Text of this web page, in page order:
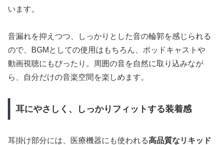
います。
音漏れを抑えつつ、しっかりとした音の輪郭を感じられる
ので、BGMとしての使用はもちろん、ポッドキャストや
動画視聴にもぴったり。周囲の音を自然に取り込みなが
ら、自分だけの音楽空間を楽しめます。
耳にやさしく、しっかりフィットする装着感
耳掛け部分には、医療機器にも使われる高品質なリキッド